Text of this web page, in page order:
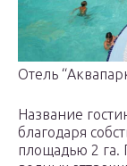
Отель
Название
благодаря
площадью 2 га.